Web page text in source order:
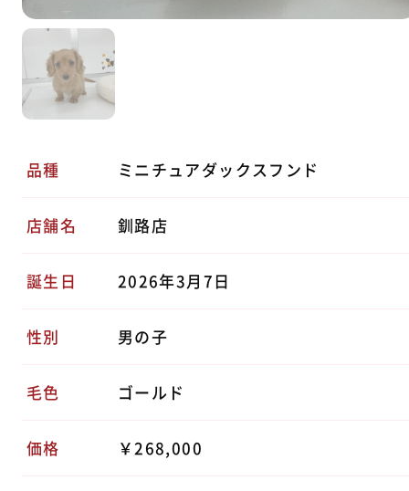
品種 ミニチュアダックスフンド
店舗名 釧路店
誕生日 2026年3月7日
性別 男の子
毛色 ゴールド
価格 ￥268,000